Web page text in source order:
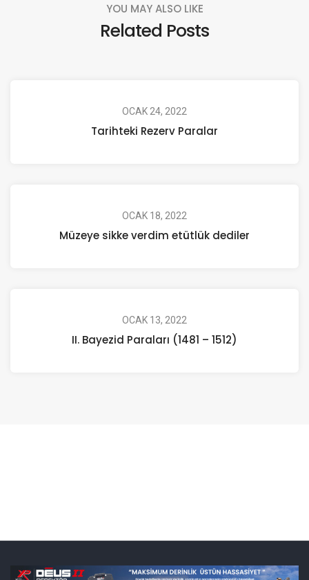
YOU MAY ALSO LIKE
Related Posts
OCAK 24, 2022
Tarihteki Rezerv Paralar
OCAK 18, 2022
Müzeye sikke verdim etütlük dediler
OCAK 13, 2022
II. Bayezid Paraları (1481 – 1512)